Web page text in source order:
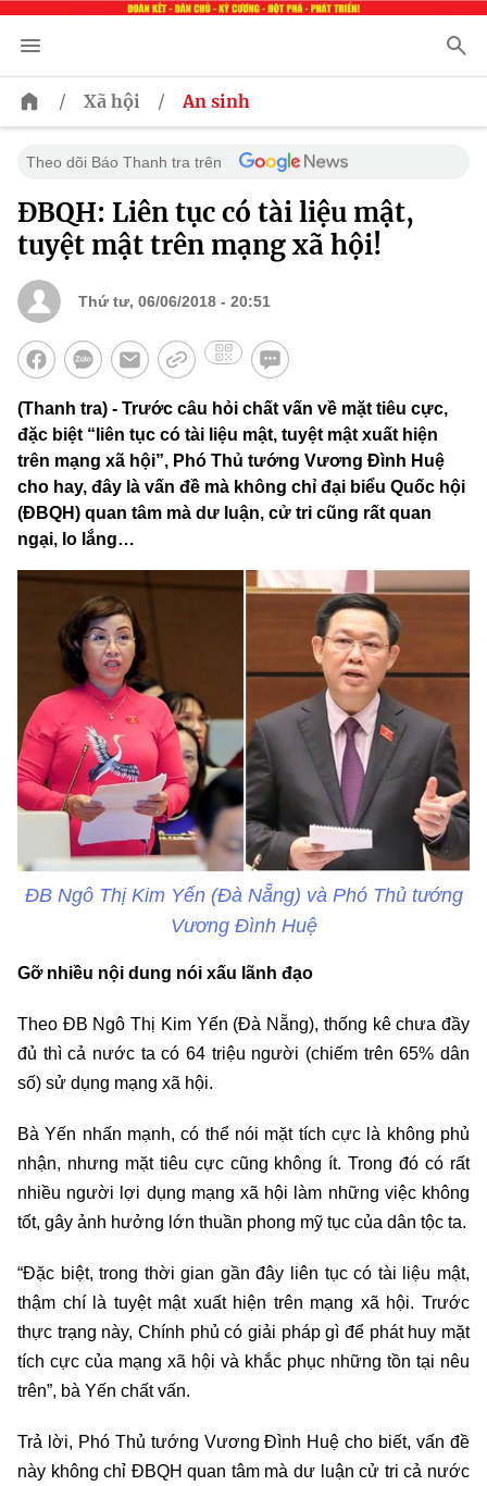
/ Xã hội / An sinh
Theo dõi Báo Thanh tra trên
ĐBQH: Liên tục có tài liệu mật,
tuyệt mật trên mạng xã hội!
Thứ tư, 06/06/2018 - 20:51
(Thanh tra) - Trước câu hỏi chất vấn về mặt tiêu cực,
đặc biệt “liên tục có tài liệu mật, tuyệt mật xuất hiện
trên mạng xã hội”, Phó Thủ tướng Vương Đình Huệ
cho hay, đây là vấn đề mà không chỉ đại biểu Quốc hội
(ĐBQH) quan tâm mà dư luận, cử tri cũng rất quan
ngại, lo lắng…
ĐB Ngô Thị Kim Yến (Đà Nẵng) và Phó Thủ tướng
Vương Đình Huệ
Gỡ nhiều nội dung nói xấu lãnh đạo
Theo ĐB Ngô Thị Kim Yến (Đà Nẵng), thống kê chưa đầy
đủ thì cả nước ta có 64 triệu người (chiếm trên 65% dân
số) sử dụng mạng xã hội.
Bà Yến nhấn mạnh, có thể nói mặt tích cực là không phủ
nhận, nhưng mặt tiêu cực cũng không ít. Trong đó có rất
nhiều người lợi dụng mạng xã hội làm những việc không
tốt, gây ảnh hưởng lớn thuần phong mỹ tục của dân tộc ta.
“Đặc biệt, trong thời gian gần đây liên tục có tài liệu mật,
thậm chí là tuyệt mật xuất hiện trên mạng xã hội. Trước
thực trạng này, Chính phủ có giải pháp gì để phát huy mặt
tích cực của mạng xã hội và khắc phục những tồn tại nêu
trên”, bà Yến chất vấn.
Trả lời, Phó Thủ tướng Vương Đình Huệ cho biết, vấn đề
này không chỉ ĐBQH quan tâm mà dư luận cử tri cả nước